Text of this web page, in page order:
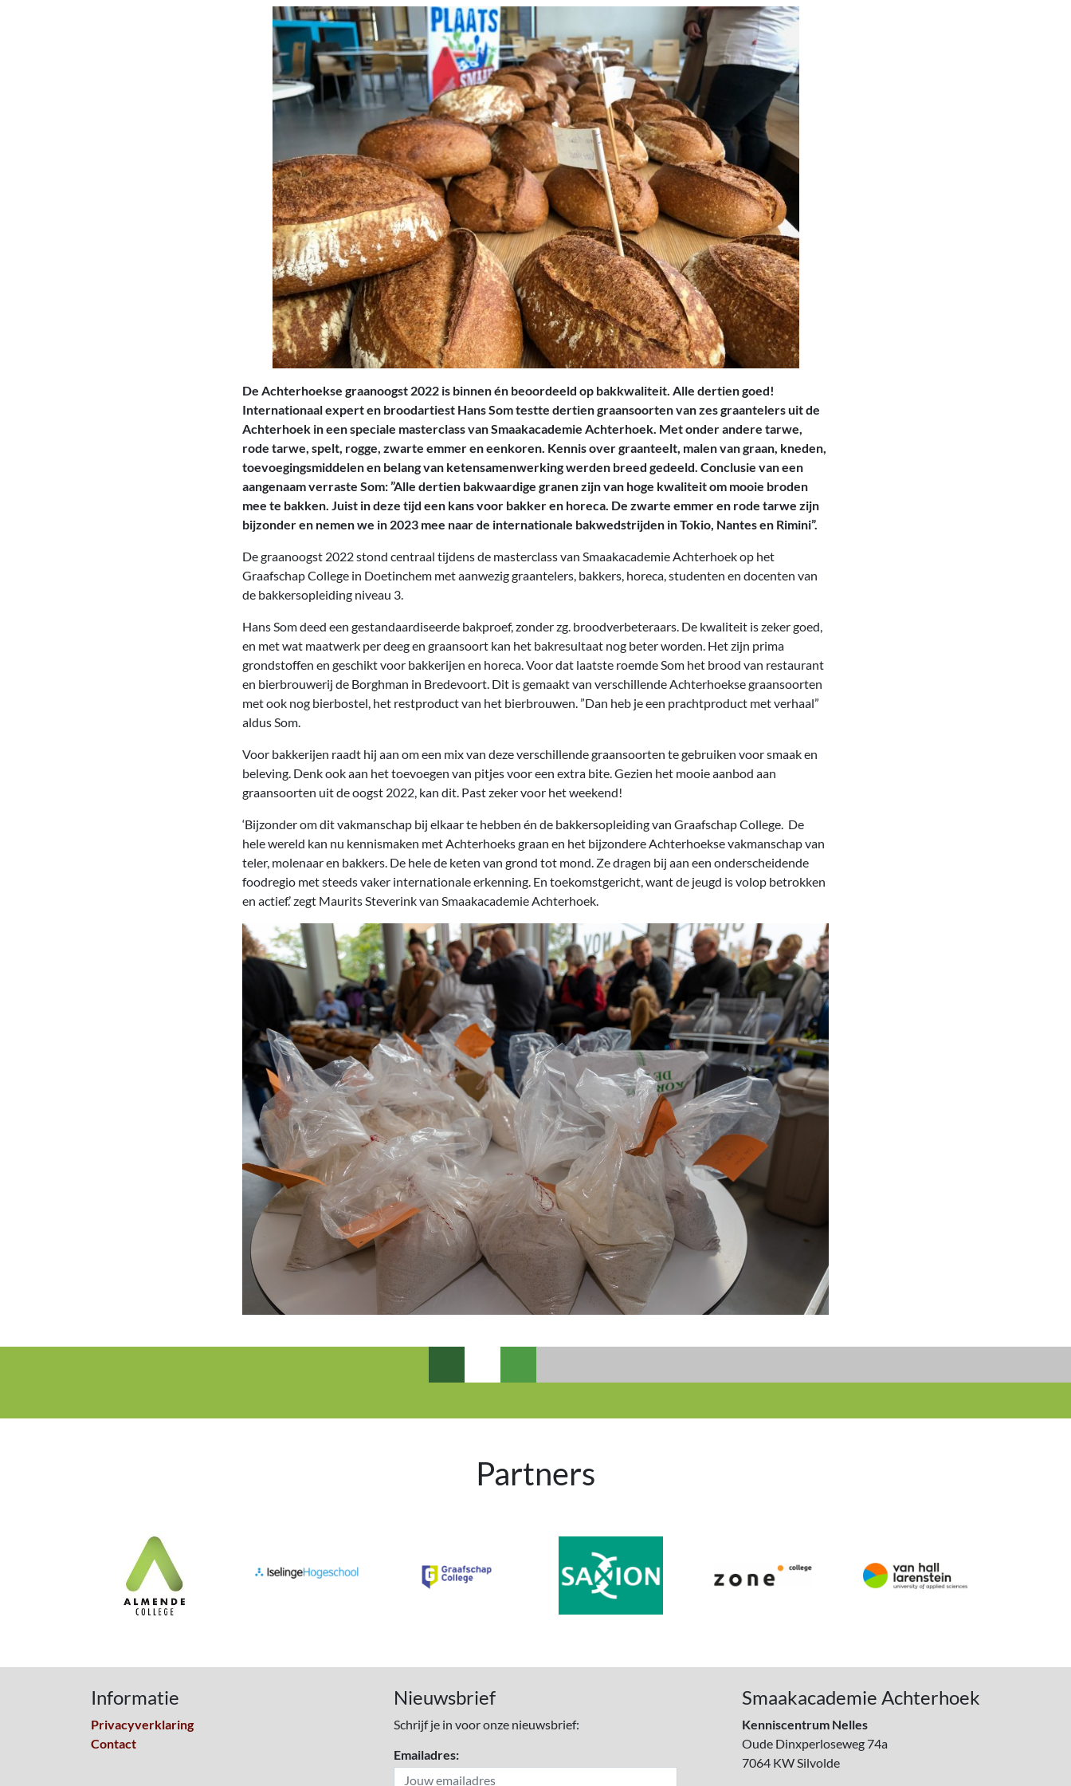
De Achterhoekse graanoogst 2022 is binnen én beoordeeld op bakkwaliteit. Alle dertien goed!
Internationaal expert en broodartiest Hans Som testte dertien graansoorten van zes graantelers uit de
Achterhoek in een speciale masterclass van Smaakacademie Achterhoek. Met onder andere tarwe,
rode tarwe, spelt, rogge, zwarte emmer en eenkoren. Kennis over graanteelt, malen van graan, kneden,
toevoegingsmiddelen en belang van ketensamenwerking werden breed gedeeld. Conclusie van een
aangenaam verraste Som: ”Alle dertien bakwaardige granen zijn van hoge kwaliteit om mooie broden
mee te bakken. Juist in deze tijd een kans voor bakker en horeca. De zwarte emmer en rode tarwe zijn
bijzonder en nemen we in 2023 mee naar de internationale bakwedstrijden in Tokio, Nantes en Rimini”.
De graanoogst 2022 stond centraal tijdens de masterclass van Smaakacademie Achterhoek op het
Graafschap College in Doetinchem met aanwezig graantelers, bakkers, horeca, studenten en docenten van
de bakkersopleiding niveau 3.
Hans Som deed een gestandaardiseerde bakproef, zonder zg. broodverbeteraars. De kwaliteit is zeker goed,
en met wat maatwerk per deeg en graansoort kan het bakresultaat nog beter worden. Het zijn prima
grondstoffen en geschikt voor bakkerijen en horeca. Voor dat laatste roemde Som het brood van restaurant
en bierbrouwerij de Borghman in Bredevoort. Dit is gemaakt van verschillende Achterhoekse graansoorten
met ook nog bierbostel, het restproduct van het bierbrouwen. ”Dan heb je een prachtproduct met verhaal”
aldus Som.
Voor bakkerijen raadt hij aan om een mix van deze verschillende graansoorten te gebruiken voor smaak en
beleving. Denk ook aan het toevoegen van pitjes voor een extra bite. Gezien het mooie aanbod aan
graansoorten uit de oogst 2022, kan dit. Past zeker voor het weekend!
‘Bijzonder om dit vakmanschap bij elkaar te hebben én de bakkersopleiding van Graafschap College. De
hele wereld kan nu kennismaken met Achterhoeks graan en het bijzondere Achterhoekse vakmanschap van
teler, molenaar en bakkers. De hele de keten van grond tot mond. Ze dragen bij aan een onderscheidende
foodregio met steeds vaker internationale erkenning. En toekomstgericht, want de jeugd is volop betrokken
en actief.’ zegt Maurits Steverink van Smaakacademie Achterhoek.
Partners
Informatie
Privacyverklaring
Contact
Nieuwsbrief
Schrijf je in voor onze nieuwsbrief:
Emailadres:
Smaakacademie Achterhoek
Kenniscentrum Nelles
Oude Dinxperloseweg 74a
7064 KWSilvolde